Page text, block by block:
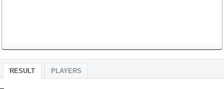
RESULT PLAYERS